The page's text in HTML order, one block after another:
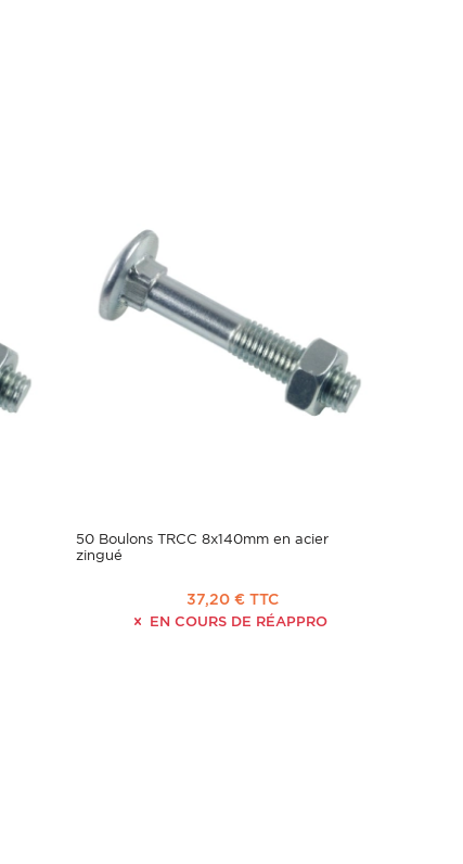
50 Boulons TRCC 8x140mm en acier
zingué
37,20 € TTC
EN COURS DE RÉAPPRO